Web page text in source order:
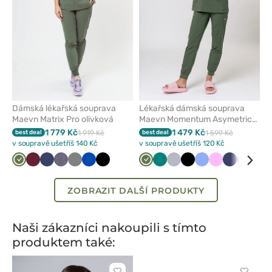
Dámská lékařská souprava
Maevn Matrix Pro olivková
best deal 1 779 Kč1 919 Kč
v soupravě ušetříš 140 Kč
OlivkováTřešňová
Námořnická
ŠedáŠedáKrálovsky
Černá
Lékařská dámská souprava
Maevn Momentum Asymetric
olivková
best deal 1 479 Kč1 599 Kč
v soupravě ušetříš 120 Kč
OlivkováZelenáSvětleČernáKlasickyRůžová Fialová
ZOBRAZIT DALŠÍ PRODUKTY
Naši zákazníci nakoupili s tímto
produktem také: